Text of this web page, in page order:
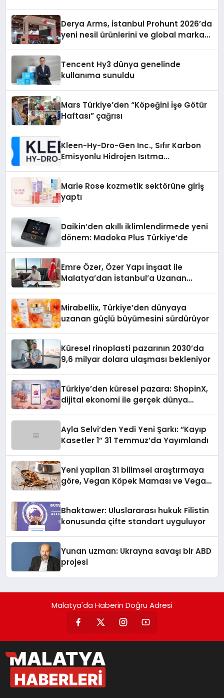
Derya Arms, İstanbul Prohunt 2026’da
yeni nesil ürünlerini ve global marka
Tencent Hy3 dünya genelinde
kullanıma sunuldu
Mars Türkiye’den “Köpeğini İşe Götür
Haftası” çağrısı
Kleen-Hy-Dro-Gen Inc., Sıfır Karbon
Emisyonlu Hidrojen Isıtma
Marie Rose kozmetik sektörüne giriş
yaptı
Daikin’den akıllı iklimlendirmede yeni
dönem: Madoka Plus Türkiye’de
Emre Özer, Özer Yapı İnşaat ile
Malatya’dan İstanbul’a Uzanan
Mirabellix, Türkiye’den dünyaya
uzanan güçlü büyümesini sürdürüyor
Küresel rinoplasti pazarının 2030’da
9,6 milyar dolara ulaşması bekleniyor
Türkiye’den küresel pazara: ShopinX,
dijital ekonomi ile gerçek dünya
Ayla Selvi’den Yedi Yeni Şarkı: “Kayıp
Kasetler 1” 31 Temmuz’da Yayımlandı
Yeni yapilan 31 bilimsel araştırmaya
göre, Vegan Köpek Maması ve Vegan
Bhaktawer: Uluslararası hukuk Filistin
konusunda çifte standart uyguluyor
Yunan uzman: Ukrayna savaşı bir ABD
projesi
Malatya'da Haberin Doğru Adresi